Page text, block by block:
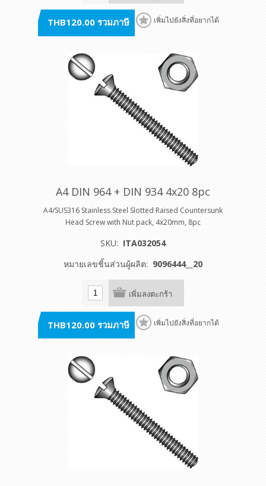
THB120.00 รวมภาษี เพิ่มไปยังสิ่งที่อยากได้
A4 DIN 964 + DIN 934 4x20 8pc
A4/SUS316 Stainless Steel Slotted Raised Countersunk
Head Screw with Nut pack, 4x20mm, 8pc
SKU: ITA032054
หมายเลขชิ้นส่วนผู้ผลิต: 9096444__20
เพิ่มลงตะกร้า
THB120.00 รวมภาษี เพิ่มไปยังสิ่งที่อยากได้